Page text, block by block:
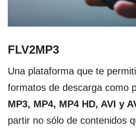
FLV2MP3
Una plataforma que te
formatos de descarga como
MP3, MP4, MP4 HD, AVI y
partir no sólo de contenidos